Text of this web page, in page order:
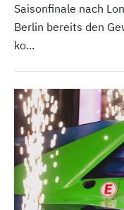
Saisonfinale nach
Berlin bereits den
ko...